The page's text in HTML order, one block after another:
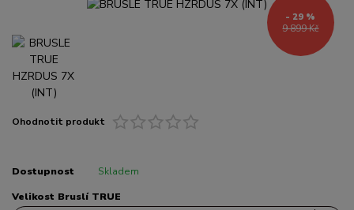
9 899 Kč
- 29 %
Ohodnotit produkt
Dostupnost Skladem
Velikost Bruslí TRUE